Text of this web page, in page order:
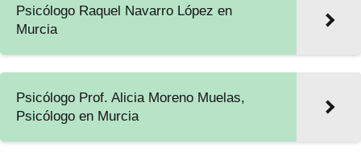
Psicólogo Raquel Navarro López en
Murcia
Psicólogo Prof. Alicia Moreno Muelas,
Psicólogo en Murcia